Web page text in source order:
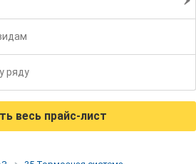
ряду
весь прайс-лист